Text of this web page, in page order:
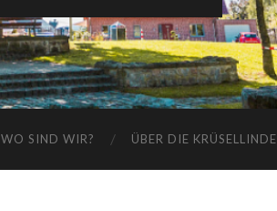
WO SIND WIR? ÜBER DIE KRÜSELLINDE